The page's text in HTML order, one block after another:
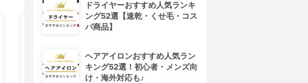
4位
ドライヤーおすすめ人気ランキ
ング52選【速乾・くせ毛・コス
パ商品】
ヘアアイロンおすすめ人気ラン
キング52選！初心者・メンズ向
け・海外対応も♪